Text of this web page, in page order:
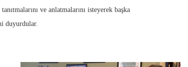
ve anlatmalarını isteyerek başka
duyurdular.